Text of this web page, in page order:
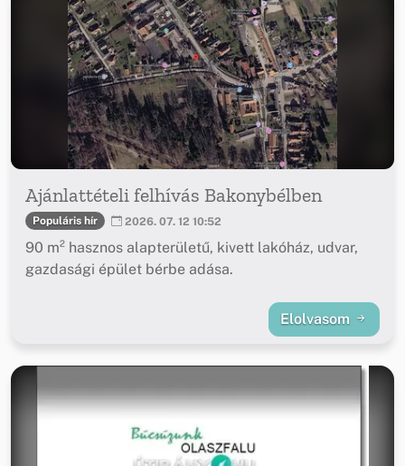
Ajánlattételi felhívás Bakonybélben
Populáris hír 2026. 07. 12 10:52
90 m² hasznos alapterületű, kivett lakóház, udvar,
gazdasági épület bérbe adása.
Elolvasom